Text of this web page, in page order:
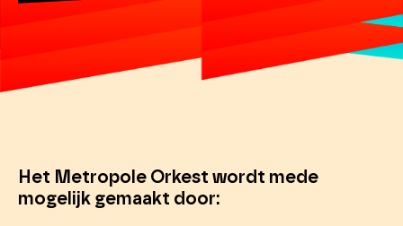
Het Metropole Orkest wordt mede
mogelijk gemaakt door: